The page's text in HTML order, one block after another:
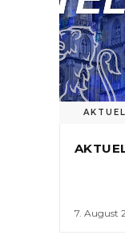
7. August